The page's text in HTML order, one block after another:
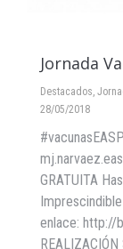
Jornada
Destacados,
28/05/2018
GRATUITA
enlace: http://